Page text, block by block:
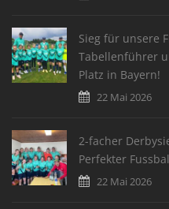
Sieg für unsere
Tabellenführer
Platz in Bayern!
22 Mai 2026
2-facher
Perfekter
22 Mai 2026